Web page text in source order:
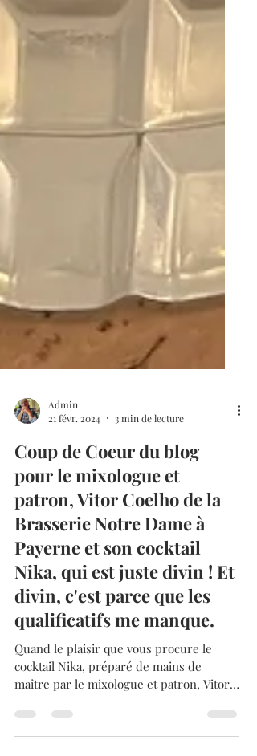
Admin
21 févr. 2024
3 min de lecture
Coup de Coeur du blog
pour le mixologue et
patron, Vitor Coelho de la
Brasserie Notre Dame à
Payerne et son cocktail
Nika, qui est juste divin ! Et
divin, c'est parce que les
qualificatifs me manque.
Quand le plaisir que vous procure le
maître par le mixologue et patron, Vitor
Coelho de la Brasserie...